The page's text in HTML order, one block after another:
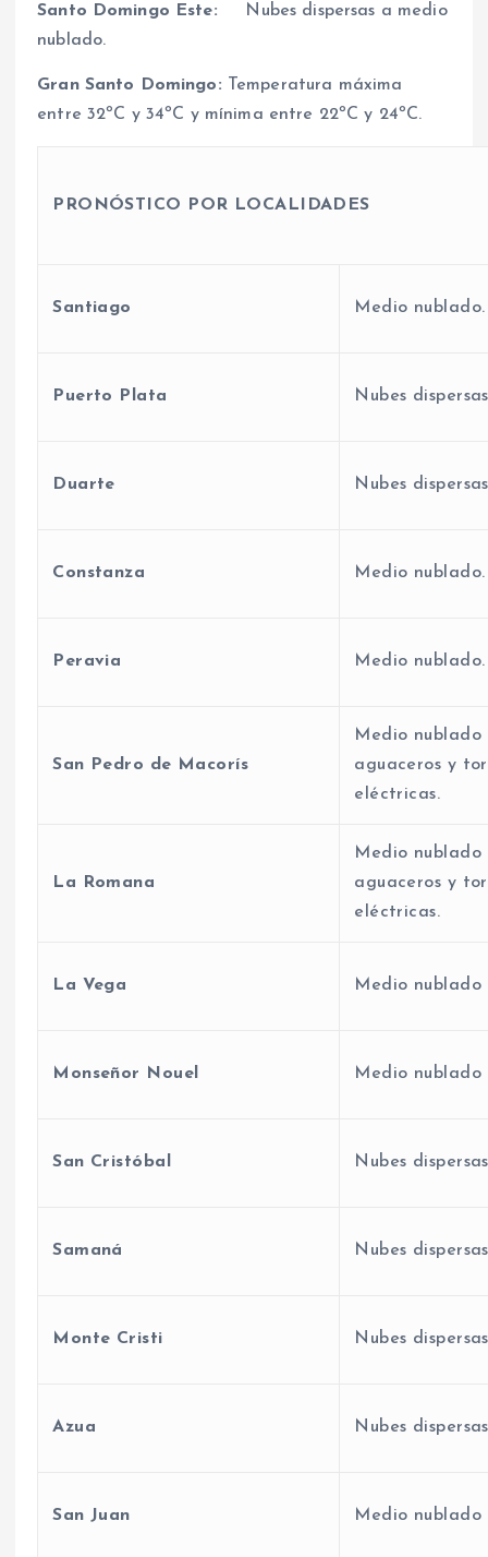
Santo Domingo Este:
Nubes dispersas a medio
nublado.
Gran Santo Domingo: Temperatura máxima
entre 32ºC y 34ºC y mínima entre 22ºC y 24ºC.
PRONÓSTICO POR LOCALIDADES
Santiago Medio nublado.
Puerto Plata Nubes
Duarte Nubes
Constanza Medio nublado.
Peravia Medio nublado.
San Pedro de Macorís
Medio
aguaceros y
eléctricas.
La Romana
Medio
aguaceros y
eléctricas.
La Vega Medio nublado
Monseñor Nouel Medio nublado
San Cristóbal Nubes
Samaná Nubes
Monte Cristi Nubes
Azua Nubes
San Juan Medio nublado